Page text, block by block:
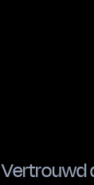
Vertrouwd